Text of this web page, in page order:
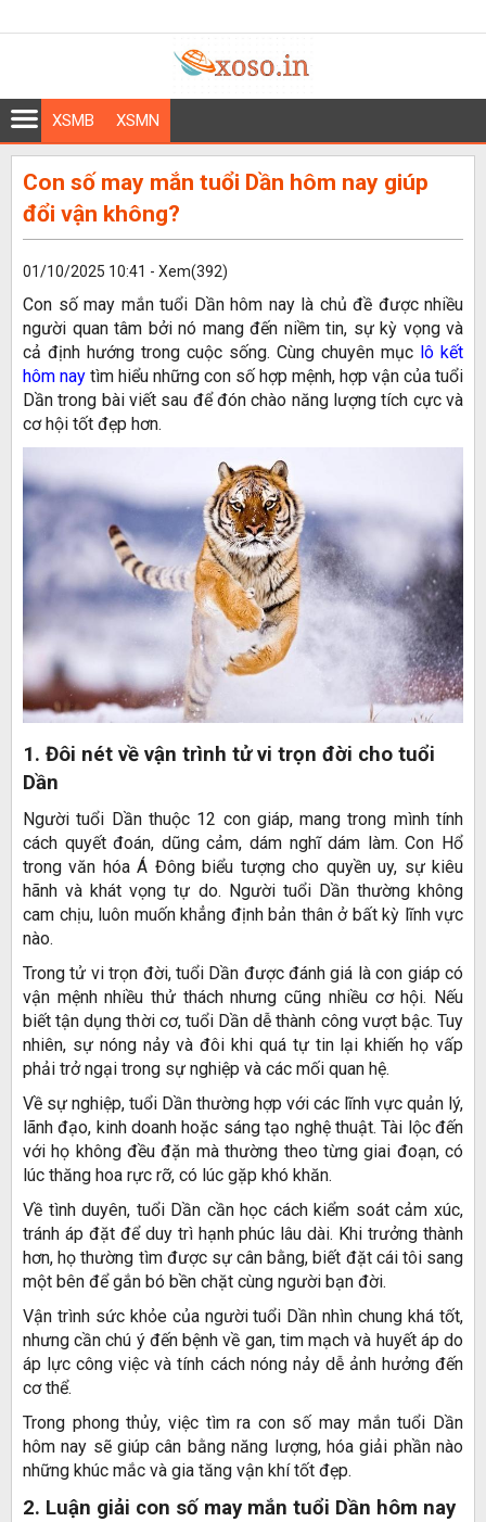
XSMB XSMN
Con số may mắn tuổi Dần hôm nay giúp
đổi vận không?
01/10/2025 10:41 - Xem(392)
Con số may mắn tuổi Dần hôm nay là chủ đề được nhiều
người quan tâm bởi nó mang đến niềm tin, sự kỳ vọng và
cả định hướng trong cuộc sống. Cùng chuyên mục lô kết
hôm nay tìm hiểu những con số hợp mệnh, hợp vận của tuổi
Dần trong bài viết sau để đón chào năng lượng tích cực và
cơ hội tốt đẹp hơn.
1. Đôi nét về vận trình tử vi trọn đời cho tuổi
Dần
Người tuổi Dần thuộc 12 con giáp, mang trong mình tính
cách quyết đoán, dũng cảm, dám nghĩ dám làm. Con Hổ
trong văn hóa Á Đông biểu tượng cho quyền uy, sự kiêu
hãnh và khát vọng tự do. Người tuổi Dần thường không
cam chịu, luôn muốn khẳng định bản thân ở bất kỳ lĩnh vực
nào.
Trong tử vi trọn đời, tuổi Dần được đánh giá là con giáp có
vận mệnh nhiều thử thách nhưng cũng nhiều cơ hội. Nếu
biết tận dụng thời cơ, tuổi Dần dễ thành công vượt bậc. Tuy
nhiên, sự nóng nảy và đôi khi quá tự tin lại khiến họ vấp
phải trở ngại trong sự nghiệp và các mối quan hệ.
Về sự nghiệp, tuổi Dần thường hợp với các lĩnh vực quản lý,
lãnh đạo, kinh doanh hoặc sáng tạo nghệ thuật. Tài lộc đến
với họ không đều đặn mà thường theo từng giai đoạn, có
lúc thăng hoa rực rỡ, có lúc gặp khó khăn.
Về tình duyên, tuổi Dần cần học cách kiểm soát cảm xúc,
tránh áp đặt để duy trì hạnh phúc lâu dài. Khi trưởng thành
hơn, họ thường tìm được sự cân bằng, biết đặt cái tôi sang
một bên để gắn bó bền chặt cùng người bạn đời.
Vận trình sức khỏe của người tuổi Dần nhìn chung khá tốt,
nhưng cần chú ý đến bệnh về gan, tim mạch và huyết áp do
áp lực công việc và tính cách nóng nảy dễ ảnh hưởng đến
cơ thể.
Trong phong thủy, việc tìm ra con số may mắn tuổi Dần
hôm nay sẽ giúp cân bằng năng lượng, hóa giải phần nào
những khúc mắc và gia tăng vận khí tốt đẹp.
2. Luận giải con số may mắn tuổi Dần hôm nay